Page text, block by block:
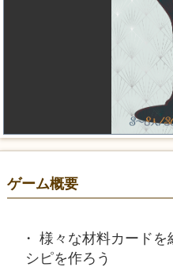
ゲーム概要
様々な材料カードを
シピを作ろう